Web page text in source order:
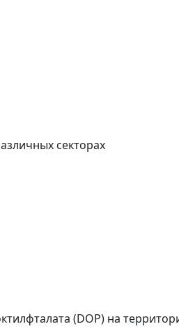
секторах
(DOP) на